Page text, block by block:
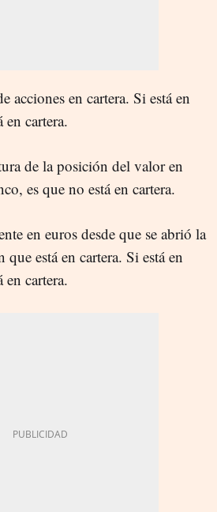
acciones en cartera. Si está en
en cartera.
de la posición del valor en
es que no está en cartera.
en euros desde que se abrió la
está en cartera. Si está en
en cartera.